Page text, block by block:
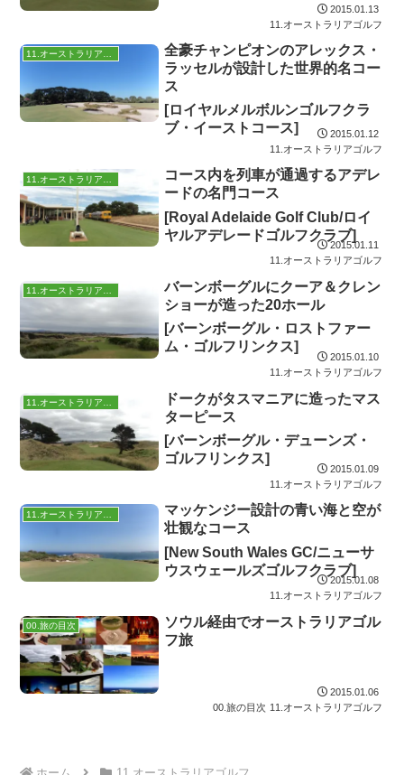
2015.01.13
11.オーストラリアゴルフ
11.オーストラリアゴルフ
全豪チャンピオンのアレックス・
ラッセルが設計した世界的名コー
ス
[ロイヤルメルボルンゴルフクラ
ブ・イーストコース]
2015.01.12
11.オーストラリアゴルフ
コース内を列車が通過するアデレ
ードの名門コース
[Royal Adelaide Golf Club/ロイ
ヤルアデレードゴルフクラブ]
2015.01.11
11.オーストラリアゴルフ
11.オーストラリアゴルフ
バーンボーグルにクーア＆クレン
ショーが造った20ホール
[バーンボーグル・ロストファー
ム・ゴルフリンクス]
2015.01.10
11.オーストラリアゴルフ
ドークがタスマニアに造ったマス
ターピース
[バーンボーグル・デューンズ・
ゴルフリンクス]
2015.01.09
11.オーストラリアゴルフ
マッケンジー設計の青い海と空が
壮観なコース
[New South Wales GC/ニューサ
ウスウェールズゴルフクラブ]
2015.01.08
11.オーストラリアゴルフ
00.旅の目次
ソウル経由でオーストラリアゴル
フ旅
2015.01.06
00.旅の目次 11.オーストラリアゴルフ